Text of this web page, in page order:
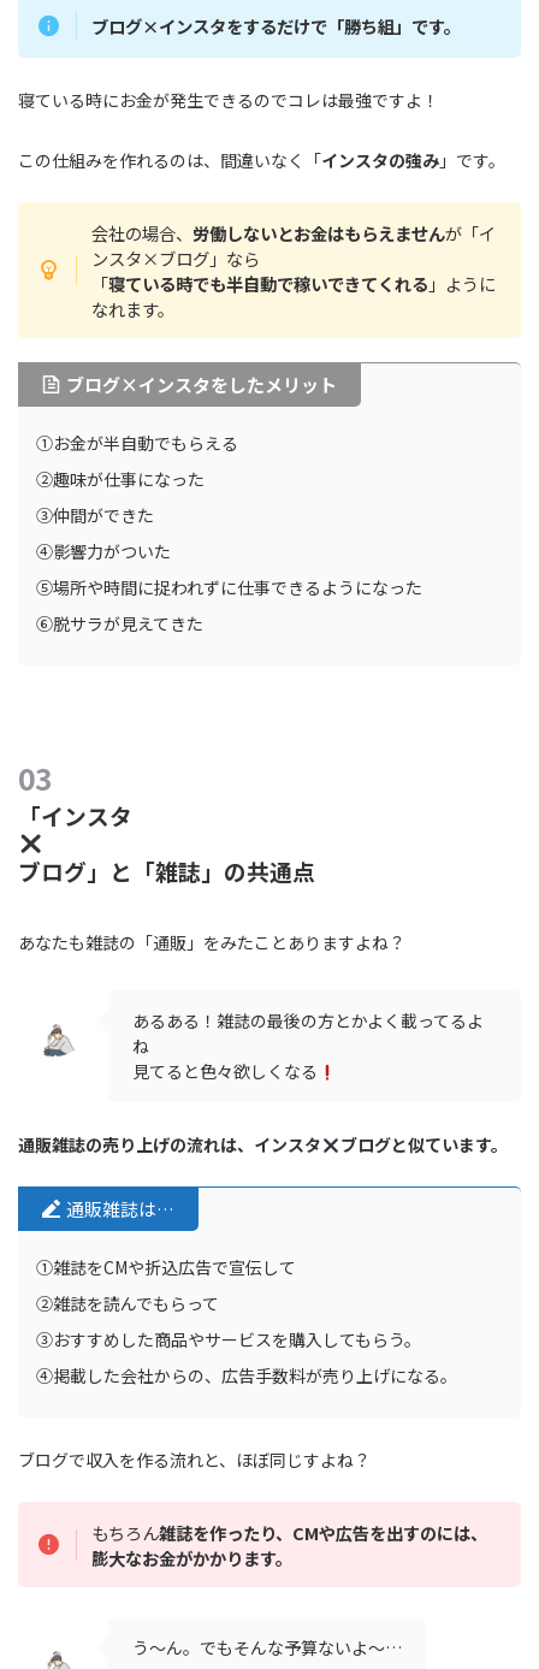
ブログ×インスタをするだけで「勝ち組」です。
寝ている時にお金が発生できるのでコレは最強ですよ！
この仕組みを作れるのは、間違いなく「インスタの強み 」です。
会社の場合、 労働しないとお金はもらえませんが「イ
ンスタ×ブログ」なら
「寝ている時でも半自動で稼いできてくれる 」ように
なれます。
ブログ×インスタをしたメリット
①お金が半自動でもらえる
②趣味が仕事になった
③仲間ができた
④影響力がついた
⑤場所や時間に捉われずに仕事できるようになった
⑥脱サラが見えてきた
「インスタ
ブログ」と「雑誌」の共通点
あなたも雑誌の「通販」をみたことありますよね？
あるある！雑誌の最後の方とかよく載ってるよ
ね
見てると色々欲しくなる
通販雑誌の売り上げの流れは、インスタ ブログと似ています。
通販雑誌は…
①雑誌をCMや折込広告で宣伝して
②雑誌を読んでもらって
③おすすめした商品やサービスを購入してもらう。
④掲載した会社からの、広告手数料が売り上げになる。
ブログで収入を作る流れと、ほぼ同じすよね？
もちろん雑誌を作ったり、CMや広告を出すのには、
膨大なお金がかかります。
う〜ん。でもそんな予算ないよ〜…